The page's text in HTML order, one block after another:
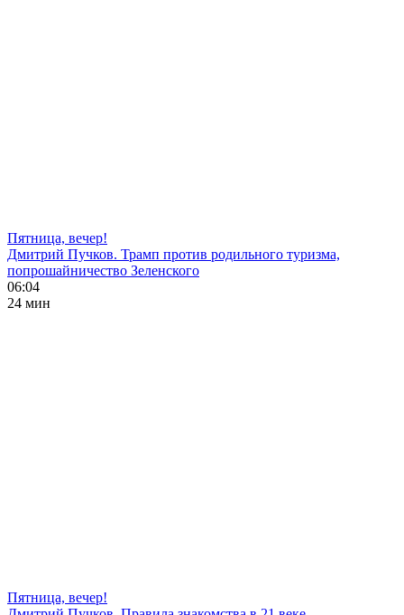
Пятница, вечер!
Дмитрий Пучков. Трамп против родильного туризма,
попрошайничество Зеленского
06:04
24 мин
Пятница, вечер!